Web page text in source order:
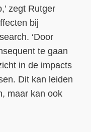
zegt Rutger
bij
‘Door
te gaan
in de impacts
Dit kan leiden
maar kan ook